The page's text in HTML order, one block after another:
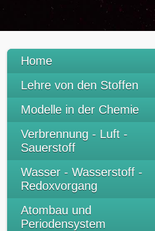
Home
Lehre von den Stoffen
Modelle in der Chemie
Verbrennung - Luft -
Sauerstoff
Wasser - Wasserstoff -
Redoxvorgang
Atombau und
Periodensystem